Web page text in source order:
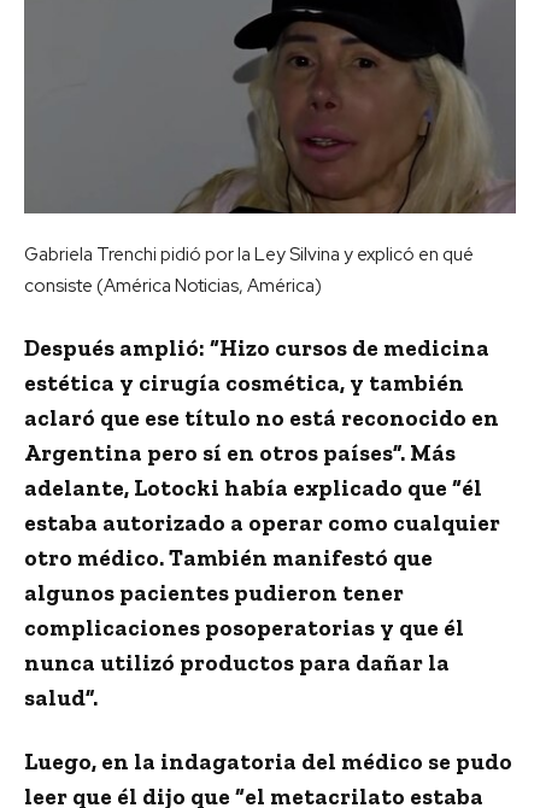
Gabriela Trenchi pidió por la Ley Silvina y explicó en qué
consiste (América Noticias, América)
Después amplió: “Hizo cursos de medicina
estética y cirugía cosmética, y también
aclaró que ese título no está reconocido en
Argentina pero sí en otros países”. Más
adelante, Lotocki había explicado que “él
estaba autorizado a operar como cualquier
otro médico.También manifestó que
algunos pacientes pudieron tener
complicaciones posoperatorias y que él
nunca utilizó productos para dañar la
salud”.
Luego, en la indagatoria del médico se pudo
leer que él dijo que “el metacrilato estaba